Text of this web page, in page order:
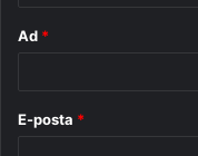
Ad *
E-posta *